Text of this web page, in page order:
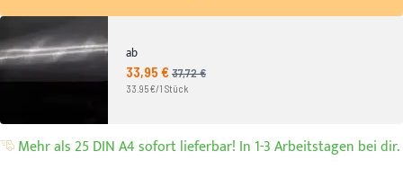
ab
Angebotspreis
33,95 €UVP
37,72 €
33.95 €/1 Stück
Mehr als 25 DIN A4 sofort lieferbar! In 1-3 Arbeitstagen bei dir.